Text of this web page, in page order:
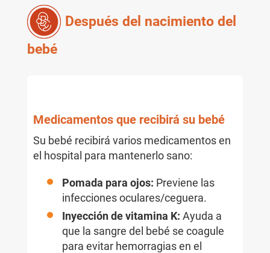
Después del nacimiento del
bebé
Medicamentos que recibirá su bebé
Su bebé recibirá varios medicamentos en
el hospital para mantenerlo sano:
Pomada para ojos: Previene las
infecciones oculares/ceguera.
Inyección de vitamina K: Ayuda a
que la sangre del bebé se coagule
para evitar hemorragias en el